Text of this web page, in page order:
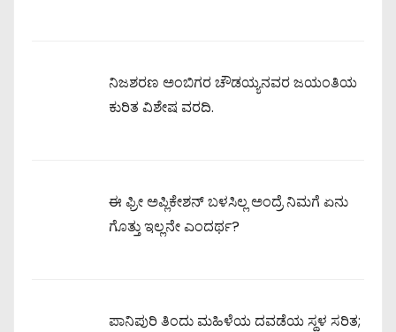
ನಿಜಶರಣ ಅಂಬಿಗರ ಚೌಡಯ್ಯನವರ ಜಯಂತಿಯ
ಕುರಿತ ವಿಶೇಷ ವರದಿ.
ಈ ಫ್ರೀ ಅಪ್ಲಿಕೇಶನ್ ಬಳಸಿಲ್ಲ ಅಂದ್ರೆ ನಿಮಗೆ ಏನು
ಗೊತ್ತು ಇಲ್ಲನೇ ಎಂದರ್ಥ?
ಪಾನಿಪುರಿ ತಿಂದು ಮಹಿಳೆಯ ದವಡೆಯ ಸ್ಥಳ ಸರಿತ;